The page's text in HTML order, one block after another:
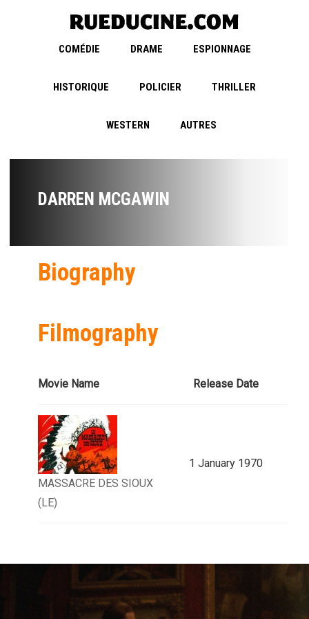
COMÉDIE DRAME ESPIONNAGE
HISTORIQUE POLICIER THRILLER
WESTERN AUTRES
DARREN MCGAWIN
Biography
Filmography
Movie Name Release Date
MASSACRE DES SIOUX
(LE)
1 January 1970